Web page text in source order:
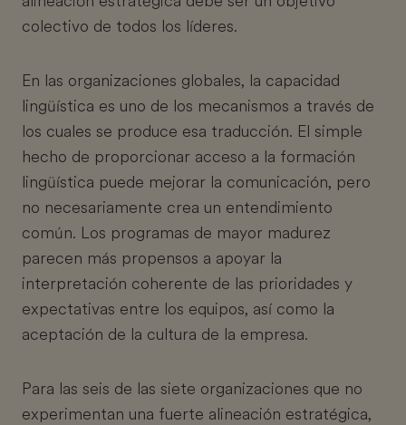
colectivo de todos los líderes.
En las organizaciones globales, la capacidad
lingüística es uno de los mecanismos a través de
los cuales se produce esa traducción. El simple
hecho de proporcionar acceso a la formación
lingüística puede mejorar la comunicación, pero
no necesariamente crea un entendimiento
común. Los programas de mayor madurez
parecen más propensos a apoyar la
interpretación coherente de las prioridades y
expectativas entre los equipos, así como la
aceptación de la cultura de la empresa.
Para las seis de las siete organizaciones que no
experimentan una fuerte alineación estratégica,